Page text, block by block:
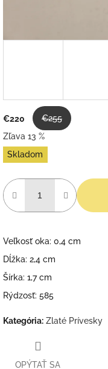
€220
€255
Zľava 13 %
Jednotková
cena:
Skladom
Veľkosť oka: 0,4 cm
Dĺžka: 2,4 cm
Šírka: 1,7 cm
Rýdzosť: 585
Kategória: Zlaté Prívesky
OPÝTAŤ SA